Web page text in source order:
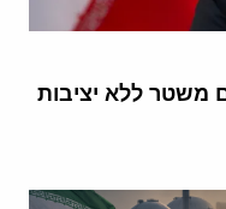
משטר ללא יציבות